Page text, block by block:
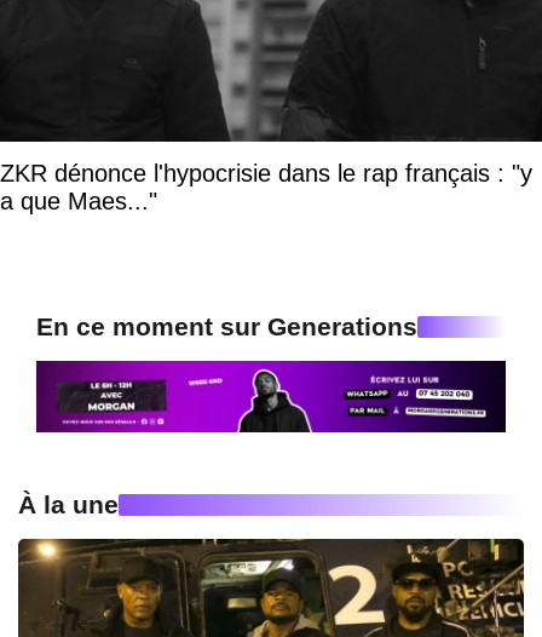
ZKR dénonce l'hypocrisie dans le rap français : "y
a que Maes..."
En ce moment sur Generations
À la une